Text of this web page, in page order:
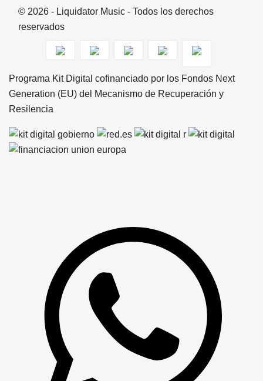
© 2026 - Liquidator Music - Todos los derechos
reservados
Programa Kit Digital cofinanciado por los Fondos Next
Generation (EU) del Mecanismo de Recuperación y
Resilencia